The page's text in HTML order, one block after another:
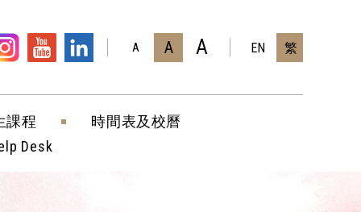
A A A EN 繁
課程
時間表及校曆
Desk